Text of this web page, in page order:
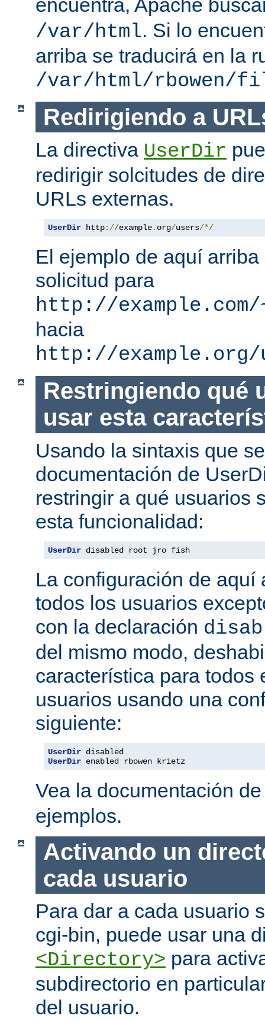
encuentra, Apache
/var/html. Si lo
arriba se traducirá en la
/var/html/rbowen/
Redirigiendo a
La directiva UserDir
redirigir solcitudes de
URLs externas.
UserDir http://example. org/users/*/
El ejemplo de aquí
solicitud para
http://example.com/
hacia
http://example.org/
Restringiendo qué
usar esta
Usando la sintaxis que
documentación de
restringir a qué usuarios
esta funcionalidad:
UserDir disabled root jro fish
La configuración de aquí
todos los usuarios
con la declaración
del mismo modo,
característica para todos
usuarios usando una
siguiente:
UserDir
UserDir enabled rbowen krietz
Vea la documentación
ejemplos.
Activando un
cada usuario
Para dar a cada usuario
cgi-bin, puede usar una
<Directory> para
subdirectorio en
del usuario.